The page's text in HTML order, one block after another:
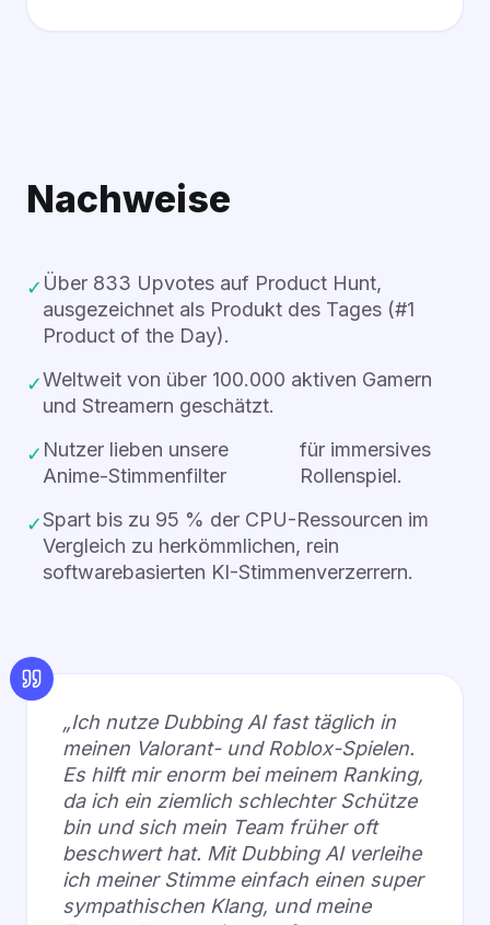
Nachweise
✓ Über 833 Upvotes auf Product Hunt,
ausgezeichnet als Produkt des Tages (#1
Product of the Day).
✓Weltweit von über 100.000 aktiven Gamern
und Streamern geschätzt.
✓ Nutzer lieben unsere
Anime-Stimmenfilter
für immersives
Rollenspiel.
✓Spart bis zu 95 % der CPU-Ressourcen im
Vergleich zu herkömmlichen, rein
softwarebasierten KI-Stimmenverzerrern.
„Ich nutze Dubbing AI fast täglich in
meinen Valorant- und Roblox-Spielen.
Es hilft mir enorm bei meinem Ranking,
da ich ein ziemlich schlechter Schütze
bin und sich mein Team früher oft
beschwert hat. Mit Dubbing AI verleihe
ich meiner Stimme einfach einen super
sympathischen Klang, und meine